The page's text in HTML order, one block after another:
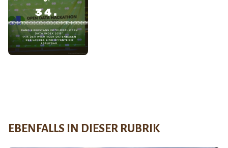
EBENFALLS IN DIESER RUBRIK